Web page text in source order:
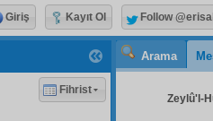
Arama
Zeylû'l-
Fihrist
Giriş Kayıt Ol Follow